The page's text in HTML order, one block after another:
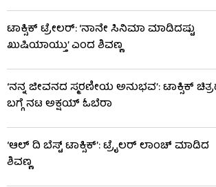
ಟಾಕ್ಸಿಕ್ ಟ್ರೇಲರ್​: ‘ನಾನೇ ಸಿನಿಮಾ ಮಾಡಿದಷ್ಟು
ಖುಷಿಯಾಯ್ತು’ ಎಂದ ಶಿವಣ್ಣ
‘ನನ್ನ ಜೀವನದ ಸ್ಮರಣೀಯ ಅನುಭವ’: ಟಾಕ್ಸಿಕ್
ಬಗ್ಗೆ ನಟ ಅಕ್ಷಯ್ ಓಬೆರಾ
‘ಆಲ್​ ದಿ ಬೆಸ್ಟ್​ ಟಾಕ್ಸಿಕ್’: ಟ್ರೈಲರ್​ ಲಾಂಚ್ ಮಾಡಿದ
ಶಿವಣ್ಣ